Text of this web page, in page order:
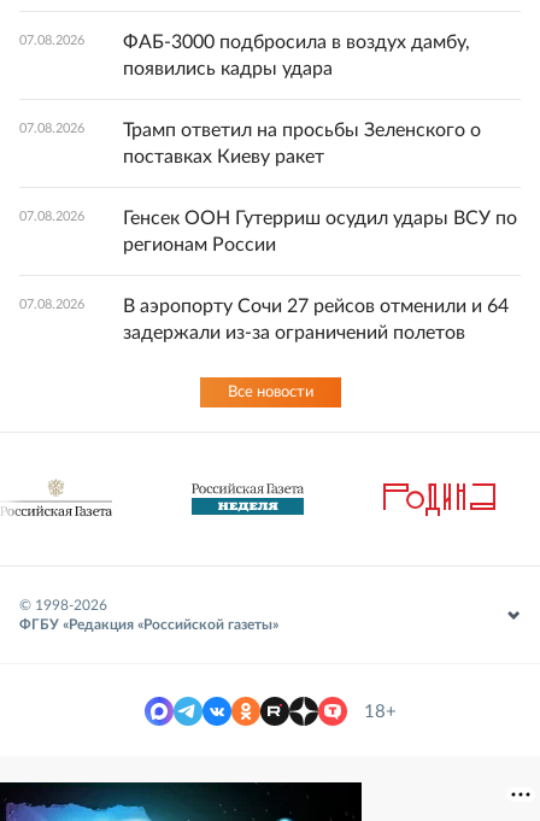
07.08.2026
ФАБ-3000 подбросила в воздух дамбу,
появились кадры удара
07.08.2026
Трамп ответил на просьбы Зеленского о
поставках Киеву ракет
07.08.2026
Генсек ООН Гутерриш осудил удары ВСУ по
регионам России
07.08.2026
В аэропорту Сочи 27 рейсов отменили и 64
задержали из-за ограничений полетов
Все новости
© 1998-2026
ФГБУ «Редакция «Российской газеты»
18+